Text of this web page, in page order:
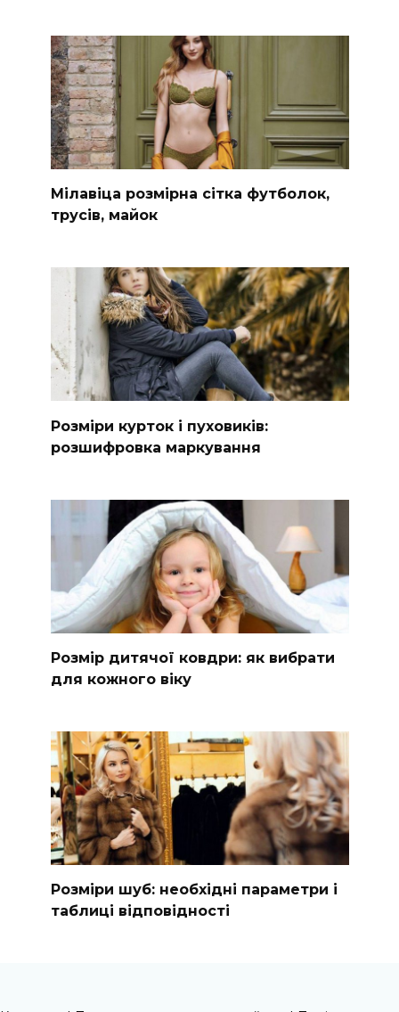
Мілавіца розмірна сітка футболок,
трусів, майок
Розміри курток і пуховиків:
розшифровка маркування
Розмір дитячої ковдри: як вибрати
для кожного віку
Розміри шуб: необхідні параметри і
таблиці відповідності